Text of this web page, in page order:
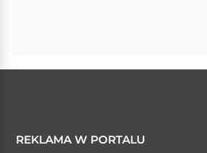
REKLAMA W PORTALU